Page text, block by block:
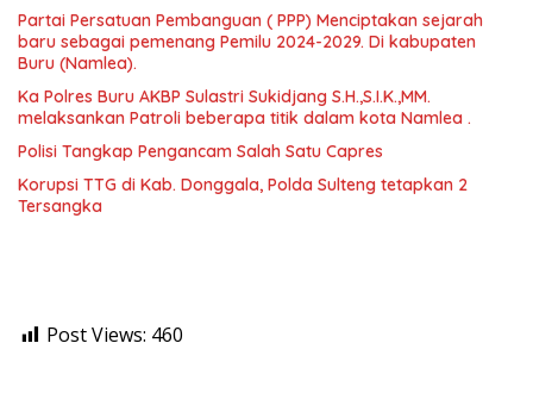
Partai Persatuan Pembanguan ( PPP) Menciptakan sejarah
baru sebagai pemenang Pemilu 2024-2029. Di kabupaten
Buru (Namlea).
Ka Polres Buru AKBP Sulastri Sukidjang S.H.,S.I.K.,MM.
melaksankan Patroli beberapa titik dalam kota Namlea .
Polisi Tangkap Pengancam Salah Satu Capres
Korupsi TTG di Kab. Donggala, Polda Sulteng tetapkan 2
Tersangka
Post Views: 460